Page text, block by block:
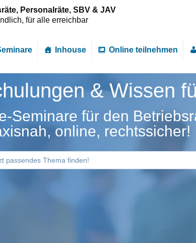
Personalräte, SBV & JAV
für alle erreichbar
Inhouse Online teilnehmen
& Wissen
Seminare für den
online, rechtssicher!